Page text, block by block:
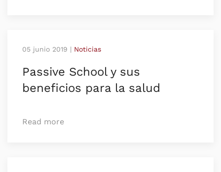
05 junio 2019 | Noticias
Passive School y sus
beneficios para la salud
Read more